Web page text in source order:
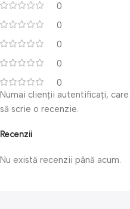
0
0
0
0
0
Recenzii
Nu există recenzii până acum.
Numai clienții autentificați,
să scrie o recenzie.